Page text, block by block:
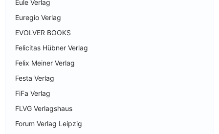
Eule Verlag
Euregio Verlag
EVOLVER BOOKS
Felicitas Hübner Verlag
Felix Meiner Verlag
Festa Verlag
FiFa Verlag
FLVG Verlagshaus
Forum Verlag Leipzig